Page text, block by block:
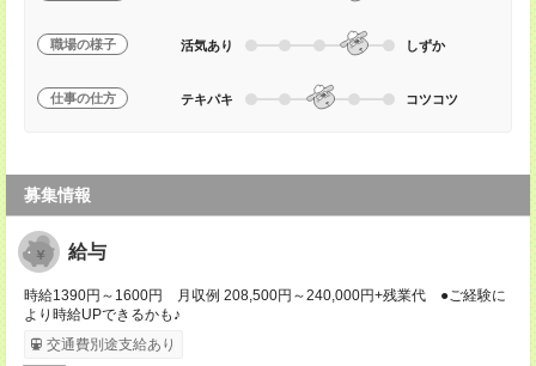
職場の様子 活気あり しずか
仕事の仕方 テキパキ コツコツ
募集情報
給与
時給1390円～1600円 月収例 208,500円～240,000円+残業代 ●ご経験に
より時給UPできるかも♪
交通費別途支給あり